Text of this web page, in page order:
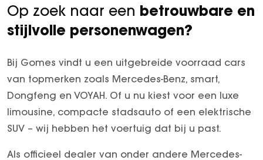
Op zoek naar een betrouwbare en
stijlvolle personenwagen?
Bij Gomes vindt u een uitgebreide voorraad cars
van topmerken zoals Mercedes-Benz, smart,
Dongfeng en VOYAH. Of u nu kiest voor een luxe
limousine, compacte stadsauto of een elektrische
SUV – wij hebben het voertuig dat bij u past.
Als officieel dealer van onder andere Mercedes-